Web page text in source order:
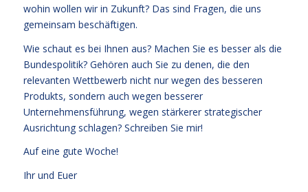
wohin wollen wir in Zukunft? Das sind Fragen, die uns
gemeinsam beschäftigen.
Wie schaut es bei Ihnen aus? Machen Sie es besser als die
Bundespolitik? Gehören auch Sie zu denen, die den
relevanten Wettbewerb nicht nur wegen des besseren
Produkts, sondern auch wegen besserer
Unternehmensführung, wegen stärkerer strategischer
Ausrichtung schlagen? Schreiben Sie mir!
Auf eine gute Woche!
Ihr und Euer